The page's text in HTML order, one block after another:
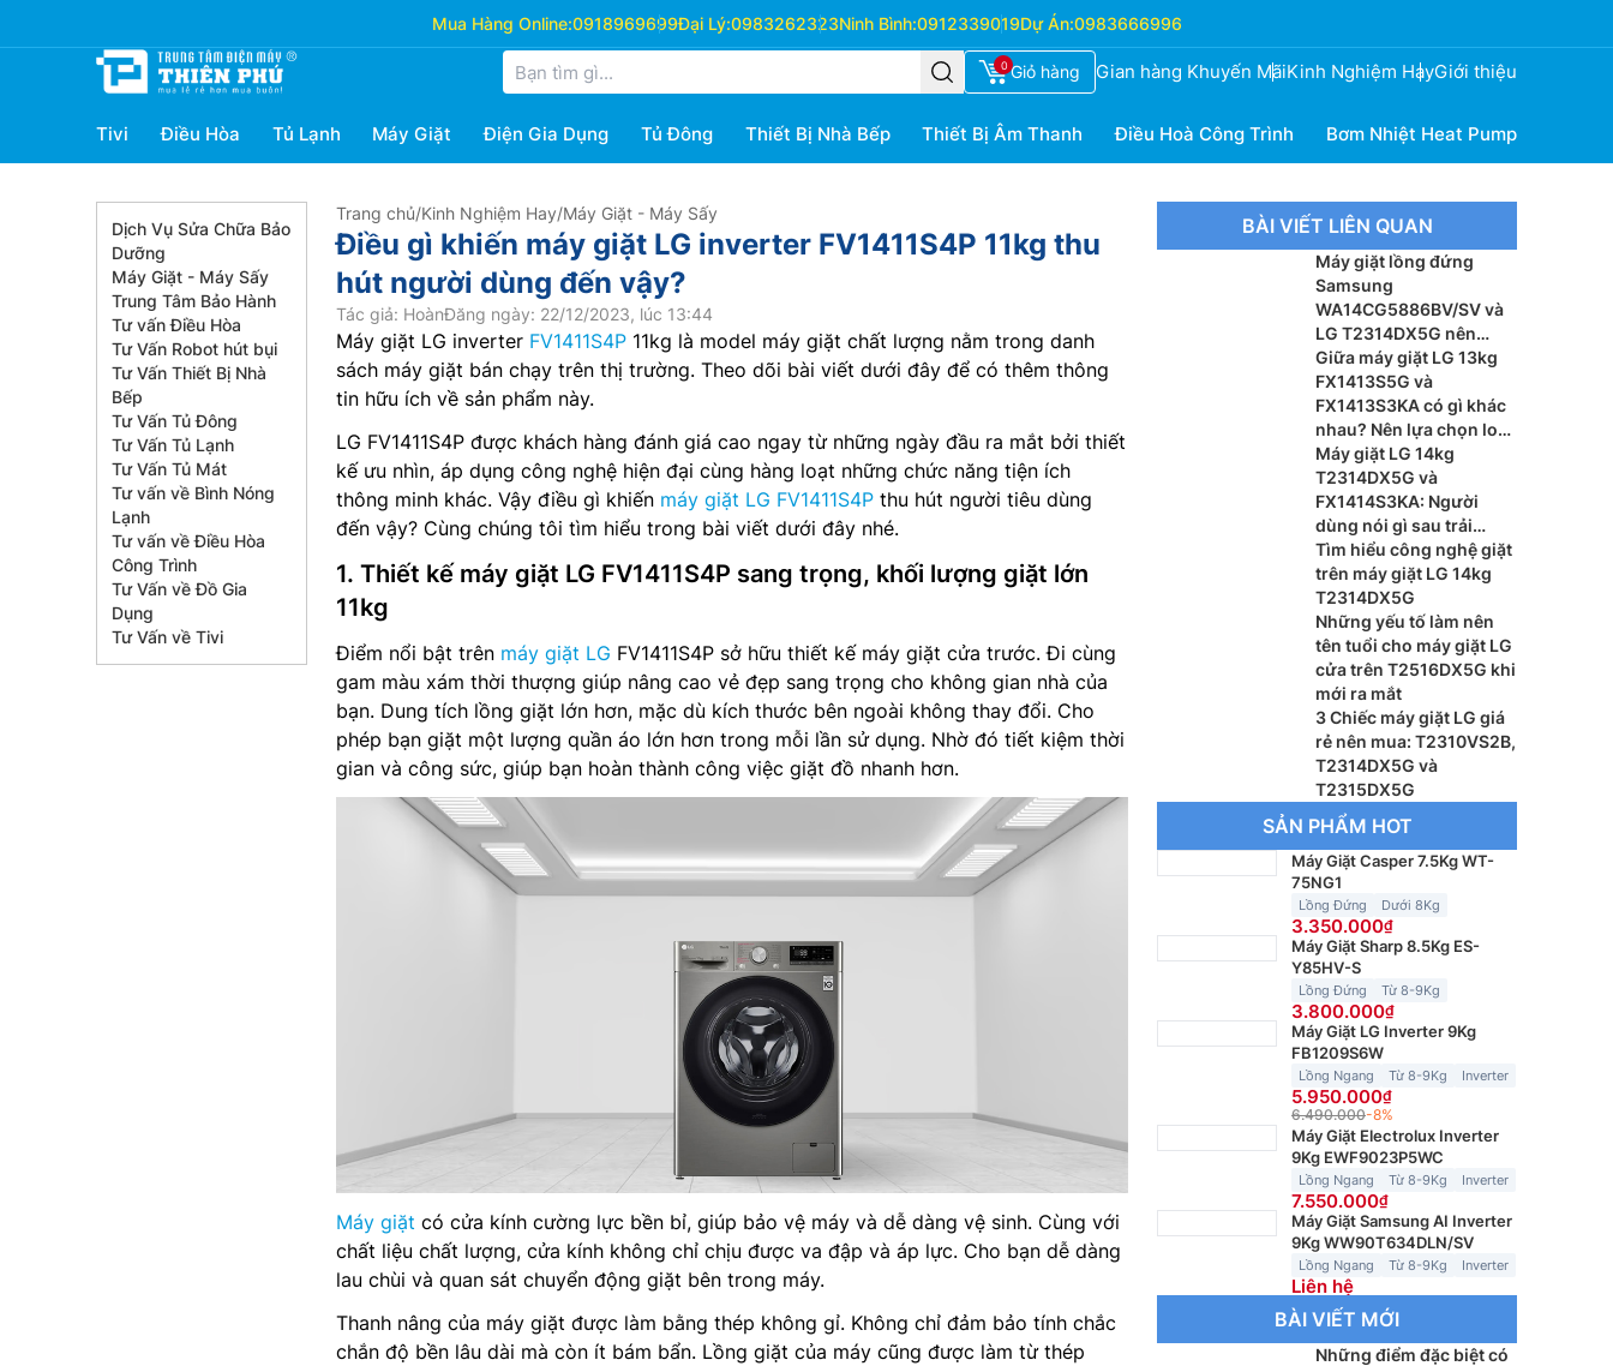
Mua Hàng Online:0918969699Đại Lý:0983262323Ninh Bình:0912339019Dự Án:0983666996
0 Giỏ hàng Gian hàng Khuyến MãiKinh Nghiệm HayGiới thiệu
Tivi Điều Hòa Tủ Lạnh Máy Giặt Điện Gia Dụng Tủ Đông Thiết Bị Nhà Bếp Thiết Bị Âm Thanh Điều Hoà Công Trình Bơm Nhiệt Heat Pump
Dịch Vụ Sửa Chữa Bảo
Dưỡng
Máy Giặt - Máy Sấy
Trung Tâm Bảo Hành
Tư vấn Điều Hòa
Tư Vấn Robot hút bụi
Tư Vấn Thiết Bị Nhà
Bếp
Tư Vấn Tủ Đông
Tư Vấn Tủ Lạnh
Tư Vấn Tủ Mát
Tư vấn về Bình Nóng
Lạnh
Tư vấn về Điều Hòa
Công Trình
Tư Vấn về Đồ Gia
Dụng
Tư Vấn về Tivi
Trang chủ/Kinh Nghiệm Hay/Máy Giặt - Máy Sấy
Điều gì khiến máy giặt LG inverter FV1411S4P 11kg thu
hút người dùng đến vậy?
Tác giả: HoànĐăng ngày: 22/12/2023, lúc 13:44
Máy giặt LG inverter FV1411S4P 11kg là model máy giặt chất lượng nằm trong danh
sách máy giặt bán chạy trên thị trường. Theo dõi bài viết dưới đây để có thêm thông
tin hữu ích về sản phẩm này.
LG FV1411S4P được khách hàng đánh giá cao ngay từ những ngày đầu ra mắt bởi thiết
kế ưu nhìn, áp dụng công nghệ hiện đại cùng hàng loạt những chức năng tiện ích
thông minh khác. Vậy điều gì khiến máy giặt LG FV1411S4P thu hút người tiêu dùng
đến vậy? Cùng chúng tôi tìm hiểu trong bài viết dưới đây nhé.
1. Thiết kế máy giặt LG FV1411S4P sang trọng, khối lượng giặt lớn
11kg
Điểm nổi bật trên máy giặt LG FV1411S4P sở hữu thiết kế máy giặt cửa trước. Đi cùng
gam màu xám thời thượng giúp nâng cao vẻ đẹp sang trọng cho không gian nhà của
bạn. Dung tích lồng giặt lớn hơn, mặc dù kích thước bên ngoài không thay đổi. Cho
phép bạn giặt một lượng quần áo lớn hơn trong mỗi lần sử dụng. Nhờ đó tiết kiệm thời
gian và công sức, giúp bạn hoàn thành công việc giặt đồ nhanh hơn.
Máy giặt có cửa kính cường lực bền bỉ, giúp bảo vệ máy và dễ dàng vệ sinh. Cùng với
chất liệu chất lượng, cửa kính không chỉ chịu được va đập và áp lực. Cho bạn dễ dàng
lau chùi và quan sát chuyển động giặt bên trong máy.
Thanh nâng của máy giặt được làm bằng thép không gỉ. Không chỉ đảm bảo tính chắc
chắn độ bền lâu dài mà còn ít bám bẩn. Lồng giặt của máy cũng được làm từ thép
BÀI VIẾT LIÊN QUAN
Máy giặt lồng đứng
Samsung
WA14CG5886BV/SV và
LG T2314DX5G nên
chọn hãng nào?
Giữa máy giặt LG 13kg
FX1413S5G và
FX1413S3KA có gì khác
nhau? Nên lựa chọn loại
nào?
Máy giặt LG 14kg
T2314DX5G và
FX1414S3KA: Người
dùng nói gì sau trải
nghiệm? Nên dùng
model nào?
Tìm hiểu công nghệ giặt
trên máy giặt LG 14kg
T2314DX5G
Những yếu tố làm nên
tên tuổi cho máy giặt LG
cửa trên T2516DX5G khi
mới ra mắt
3 Chiếc máy giặt LG giá
rẻ nên mua: T2310VS2B,
T2314DX5G và
T2315DX5G
SẢN PHẨM HOT
Máy Giặt Casper 7.5Kg WT-
75NG1
Lồng Đứng Dưới 8Kg
3.350.000
Máy Giặt Sharp 8.5Kg ES-
Y85HV-S
Lồng Đứng Từ 8-9Kg
3.800.000
Máy Giặt LG Inverter 9Kg
FB1209S6W
Lồng Ngang Từ 8-9Kg Inverter
5.950.000
6.490.000-8%
Máy Giặt Electrolux Inverter
9Kg EWF9023P5WC
Lồng Ngang Từ 8-9Kg Inverter
7.550.000
Máy Giặt Samsung AI Inverter
9Kg WW90T634DLN/SV
Lồng Ngang Từ 8-9Kg Inverter
Liên hệ
BÀI VIẾT MỚI
Những điểm đặc biệt có